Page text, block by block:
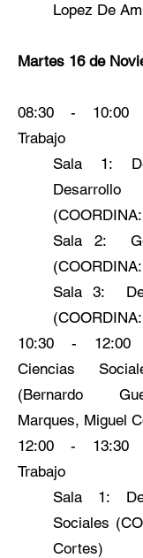
Lopez De
Martes 16 de
08:30 - 10:00
Trabajo
Sala 1:
Sala 2:
Sala 3:
10:30 - 12:00
Ciencias
(Bernardo
Marques, Miguel
12:00 - 13:30
Trabajo
Sala 1:
Sociales
Cortes)